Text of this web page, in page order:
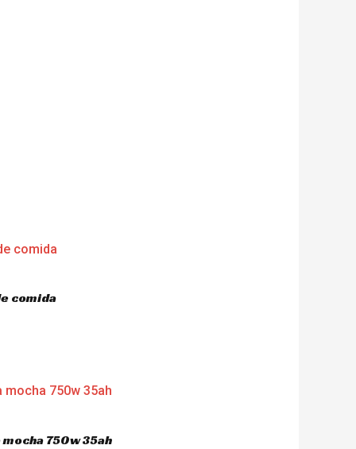
comida
750w 35ah